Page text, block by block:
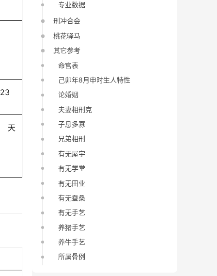
天
专业数据
刑冲合会
桃花驿马
其它参考
命宫表
己卯年8月申时生人特性
论婚姻
夫妻相刑克
子息多寡
兄弟相刑
有无屋宇
有无学堂
有无田业
有无蚕桑
有无手艺
养猪手艺
养牛手艺
所属骨例